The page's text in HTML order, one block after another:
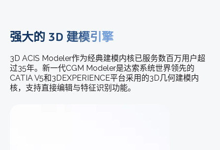
强大的 3D 建模引擎
3D ACIS Modeler作为经典建模内核已服务数百万用户超
过35年。新一代CGM Modeler是达索系统世界领先的
CATIA V5和3DEXPERIENCE平台采用的3D几何建模内
核，支持直接编辑与特征识别功能。